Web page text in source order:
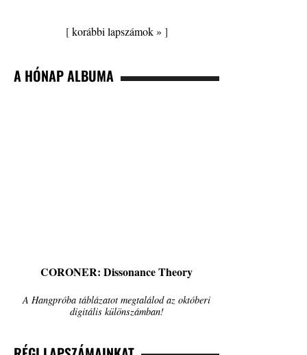
[korábbi lapszámok » ]
A HÓNAP ALBUMA
CORONER: Dissonance Theory
A Hangpróba táblázatot megtalálod az októberi
digitális különszámban!